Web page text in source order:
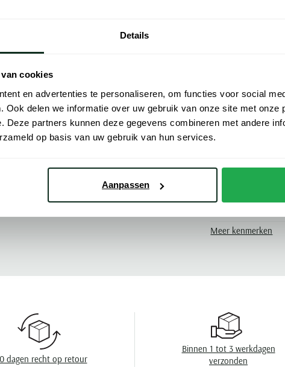
Details
cookies
en advertenties te personaliseren, om functies voor social
Ook delen we informatie over uw gebruik van onze site met onze
Deze partners kunnen deze gegevens combineren met andere
op basis van uw gebruik van hun services.
Aanpassen
Deze polo heeft een Custom Slim
Gemaakt van 100% katoen in
gestructureerde look. Het ontwerp
deze polo bij zakelijke casual afspraken
Merk
Lijn
Mouwlengte
Eigenschappen
Wasvoorschriften
Meer kenmerken
dagen recht op retour
Binnen 1 tot 3 werkdagen
verzonden